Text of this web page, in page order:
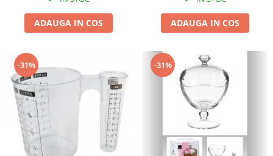
Masina de spalat vase
incorporabila
Retelistica
Cabluri
Cablu de legatura
Casa si bucatarie
Accesorii chiuveta
Accesorii decoratiuni
ADAUGA IN COS ADAUGA IN COS
-31% -31%